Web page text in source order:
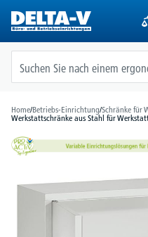
springen
Home/Betriebs-Einrichtung/Schränke für
Werkstattschränke aus Stahl für